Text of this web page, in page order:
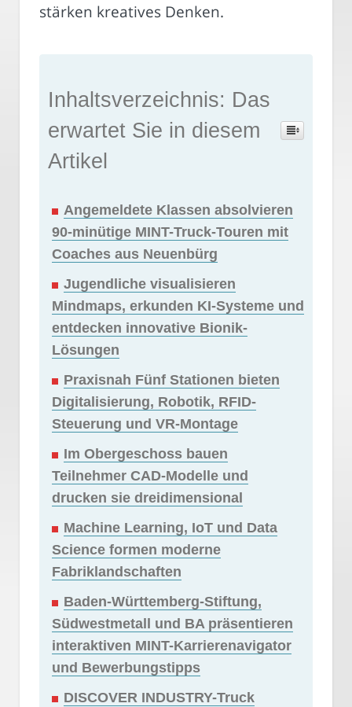
stärken kreatives Denken.
Inhaltsverzeichnis: Das
erwartet Sie in diesem
Artikel
Angemeldete Klassen absolvieren
90-minütige MINT-Truck-Touren mit
Coaches aus Neuenbürg
Jugendliche visualisieren
Mindmaps, erkunden KI-Systeme und
entdecken innovative Bionik-
Lösungen
Praxisnah Fünf Stationen bieten
Digitalisierung, Robotik, RFID-
Steuerung und VR-Montage
Im Obergeschoss bauen
Teilnehmer CAD-Modelle und
drucken sie dreidimensional
Machine Learning, IoT und Data
Science formen moderne
Fabriklandschaften
Baden-Württemberg-Stiftung,
Südwestmetall und BA präsentieren
interaktiven MINT-Karrierenavigator
und Bewerbungstipps
DISCOVER INDUSTRY-Truck